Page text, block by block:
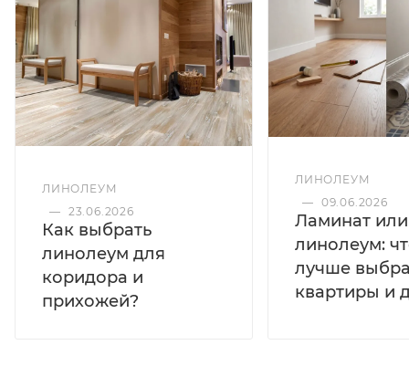
ЛИНОЛЕУМ
— 23.06.2026
Как выбрать
линолеум для
коридора и
прихожей?
ЛИНОЛЕУМ
— 09.06.2026
Ламинат или
линолеум:
лучше
квартиры и